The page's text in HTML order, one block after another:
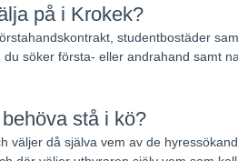
på i Krokek?
studentbostäder
söker första- eller andrahand samt
stå i kö?
väljer då själva vem av de